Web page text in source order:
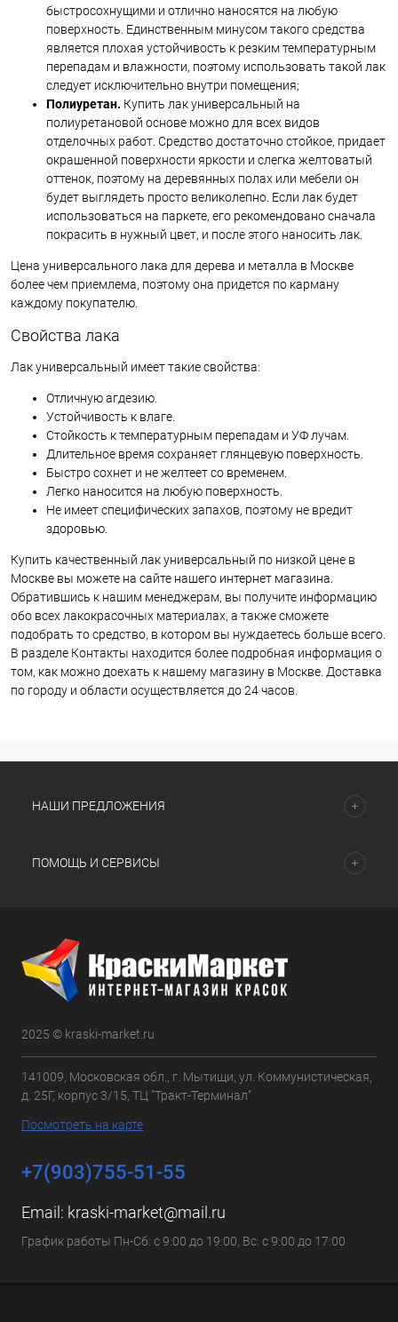
быстросохнущими и отлично наносятся на любую
поверхность. Единственным минусом такого средства
является плохая устойчивость к резким температурным
перепадам и влажности, поэтому использовать такой лак
следует исключительно внутри помещения;
Полиуретан. Купить лак универсальный на
полиуретановой основе можно для всех видов
отделочных работ. Средство достаточно стойкое, придает
окрашенной поверхности яркости и слегка желтоватый
оттенок, поэтому на деревянных полах или мебели он
будет выглядеть просто великолепно. Если лак будет
использоваться на паркете, его рекомендовано сначала
покрасить в нужный цвет, и после этого наносить лак.
Цена универсального лака для дерева и металла в Москве
более чем приемлема, поэтому она придется по карману
каждому покупателю.
Свойства лака
Лак универсальный имеет такие свойства:
Отличную агдезию.
Устойчивость к влаге.
Стойкость к температурным перепадам и УФ лучам.
Длительное время сохраняет глянцевую поверхность.
Быстро сохнет и не желтеет со временем.
Легко наносится на любую поверхность.
Не имеет специфических запахов, поэтому не вредит
здоровью.
Купить качественный лак универсальный по низкой цене в
Москве вы можете на сайте нашего интернет магазина.
Обратившись к нашим менеджерам, вы получите информацию
обо всех лакокрасочных материалах, а также сможете
подобрать то средство, в котором вы нуждаетесь больше всего.
В разделе Контакты находится более подробная информация о
том, как можно доехать к нашему магазину в Москве. Доставка
по городу и области осуществляется до 24 часов.
НАШИ ПРЕДЛОЖЕНИЯ
ПОМОЩЬ И СЕРВИСЫ
2025 © kraski-market.ru
141009, Московская обл., г. Мытищи, ул. Коммунистическая,
д. 25Г, корпус 3/15, ТЦ "Тракт-Терминал"
Посмотреть на карте
+7(903)755-51-55
Email: kraski-market@mail.ru
График работы Пн-Сб: с 9:00 до 19:00, Вс: с 9:00 до 17:00